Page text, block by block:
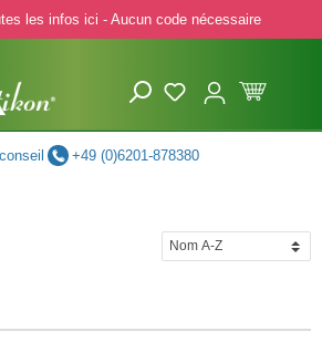
les infos ici - Aucun code nécessaire
+49 (0)6201-878380